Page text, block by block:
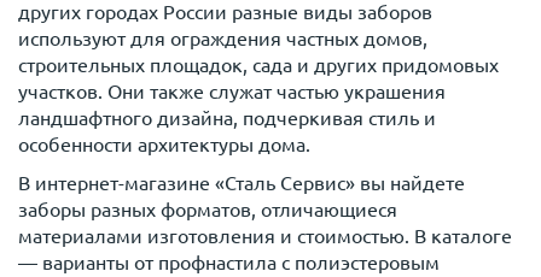
других городах России разные виды заборов
используют для ограждения частных домов,
строительных площадок, сада и других придомовых
участков. Они также служат частью украшения
ландшафтного дизайна, подчеркивая стиль и
особенности архитектуры дома.
В интернет-магазине «Сталь Сервис» вы найдете
заборы разных форматов, отличающиеся
материалами изготовления и стоимостью. В каталоге
— варианты от профнастила с полиэстеровым